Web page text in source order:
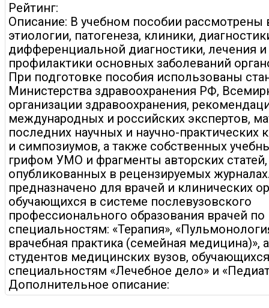
Рейтинг:
Описание: В учебном пособии рассмотрены
этиологии, патогенеза, клиники,
дифференциальной диагностики, лечения и
профилактики основных заболеваний
При подготовке пособия использованы
Министерства здравоохранения РФ,
организации здравоохранения,
международных и российских экспертов,
последних научных и научно-практических
и симпозиумов, а также собственных
грифом УМО и фрагменты авторских статей,
опубликованных в рецензируемых
предназначено для врачей и клинических
обучающихся в системе послевузовского
профессионального образования врачей по
специальностям: «Терапия»,
врачебная практика (семейная медицина)»,
студентов медицинских вузов,
специальностям «Лечебное дело» и
Дополнительное описание: